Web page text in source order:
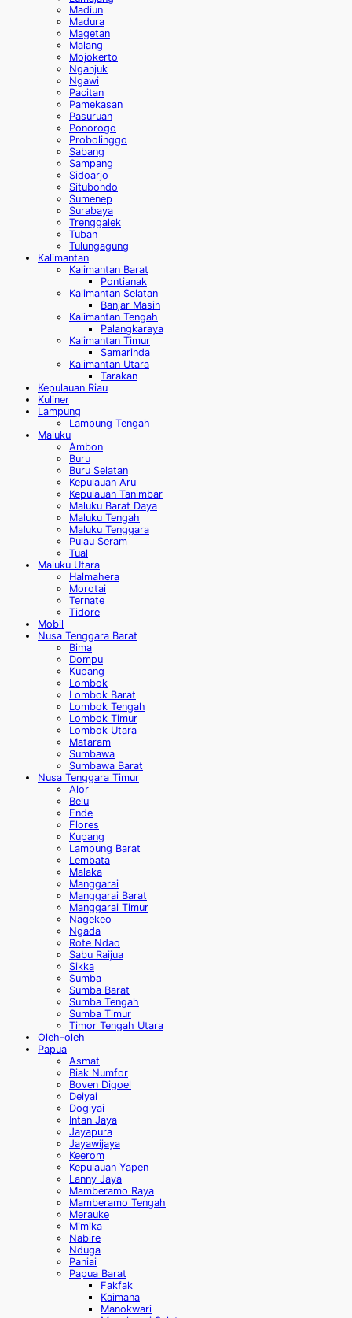
Madiun
Madura
Magetan
Malang
Mojokerto
Nganjuk
Ngawi
Pacitan
Pamekasan
Pasuruan
Ponorogo
Probolinggo
Sabang
Sampang
Sidoarjo
Situbondo
Sumenep
Surabaya
Trenggalek
Tuban
Tulungagung
Kalimantan
Kalimantan Barat
Pontianak
Kalimantan Selatan
Banjar Masin
Kalimantan Tengah
Palangkaraya
Kalimantan Timur
Samarinda
Kalimantan Utara
Tarakan
Kepulauan Riau
Kuliner
Lampung
Lampung Tengah
Maluku
Ambon
Buru
Buru Selatan
Kepulauan Aru
Kepulauan Tanimbar
Maluku Barat Daya
Maluku Tengah
Maluku Tenggara
Pulau Seram
Tual
Maluku Utara
Halmahera
Morotai
Ternate
Tidore
Mobil
Nusa Tenggara Barat
Bima
Dompu
Kupang
Lombok
Lombok Barat
Lombok Tengah
Lombok Timur
Lombok Utara
Mataram
Sumbawa
Sumbawa Barat
Nusa Tenggara Timur
Alor
Belu
Ende
Flores
Kupang
Lampung Barat
Lembata
Malaka
Manggarai
Manggarai Barat
Manggarai Timur
Nagekeo
Ngada
Rote Ndao
Sabu Raijua
Sikka
Sumba
Sumba Barat
Sumba Tengah
Sumba Timur
Timor Tengah Utara
Oleh-oleh
Papua
Asmat
Biak Numfor
Boven Digoel
Deiyai
Dogiyai
Intan Jaya
Jayapura
Jayawijaya
Keerom
Kepulauan Yapen
Lanny Jaya
Mamberamo Raya
Mamberamo Tengah
Merauke
Mimika
Nabire
Nduga
Paniai
Papua Barat
Fakfak
Kaimana
Manokwari